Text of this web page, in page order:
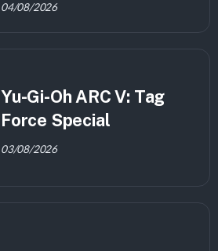
04/08/2026
Yu-Gi-Oh ARC V: Tag
Force Special
03/08/2026